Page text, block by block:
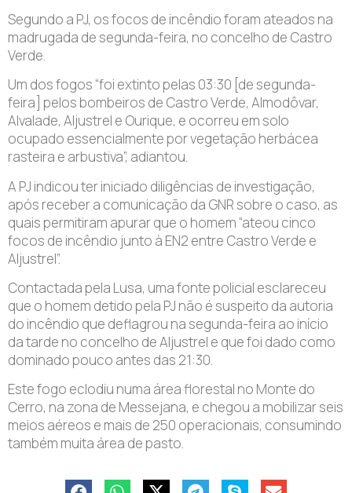
Segundo a PJ, os focos de incêndio foram ateados na
madrugada de segunda-feira, no concelho de Castro
Verde.
Um dos fogos “foi extinto pelas 03:30 [de segunda-
feira] pelos bombeiros de Castro Verde, Almodôvar,
Alvalade, Aljustrel e Ourique, e ocorreu em solo
ocupado essencialmente por vegetação herbácea
rasteira e arbustiva”, adiantou.
A PJ indicou ter iniciado diligências de investigação,
após receber a comunicação da GNR sobre o caso, as
quais permitiram apurar que o homem “ateou cinco
focos de incêndio junto à EN2 entre Castro Verde e
Aljustrel”.
Contactada pela Lusa, uma fonte policial esclareceu
que o homem detido pela PJ não é suspeito da autoria
do incêndio que deflagrou na segunda-feira ao início
da tarde no concelho de Aljustrel e que foi dado como
dominado pouco antes das 21:30.
Este fogo eclodiu numa área florestal no Monte do
Cerro, na zona de Messejana, e chegou a mobilizar seis
meios aéreos e mais de 250 operacionais, consumindo
também muita área de pasto.